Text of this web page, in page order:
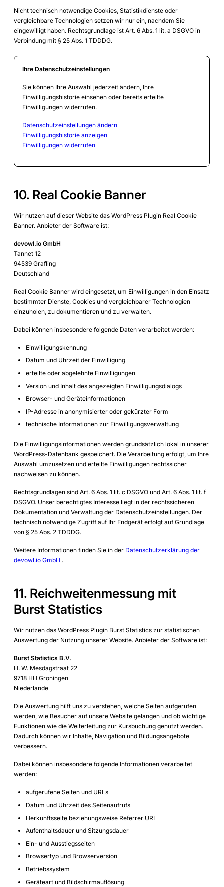
Nicht technisch notwendige Cookies, Statistikdienste oder
vergleichbare Technologien setzen wir nur ein, nachdem Sie
eingewilligt haben. Rechtsgrundlage ist Art. 6 Abs. 1 lit. a DSGVO in
Verbindung mit § 25 Abs. 1 TDDDG.
Ihre Datenschutzeinstellungen
Sie können Ihre Auswahl jederzeit ändern, Ihre
Einwilligungshistorie einsehen oder bereits erteilte
Einwilligungen widerrufen.
Datenschutzeinstellungen ändern
Einwilligungshistorie anzeigen
Einwilligungen widerrufen
10. Real Cookie Banner
Wir nutzen auf dieser Website das WordPress Plugin Real Cookie
Banner. Anbieter der Software ist:
devowl.io GmbH
Tannet 12
94539 Grafling
Deutschland
Real Cookie Banner wird eingesetzt, um Einwilligungen in den Einsatz
bestimmter Dienste, Cookies und vergleichbarer Technologien
einzuholen, zu dokumentieren und zu verwalten.
Dabei können insbesondere folgende Daten verarbeitet werden:
Einwilligungskennung
Datum und Uhrzeit der Einwilligung
erteilte oder abgelehnte Einwilligungen
Version und Inhalt des angezeigten Einwilligungsdialogs
Browser- und Geräteinformationen
IP-Adresse in anonymisierter oder gekürzter Form
technische Informationen zur Einwilligungsverwaltung
Die Einwilligungsinformationen werden grundsätzlich lokal in unserer
WordPress-Datenbank gespeichert. Die Verarbeitung erfolgt, um Ihre
Auswahl umzusetzen und erteilte Einwilligungen rechtssicher
nachweisen zu können.
Rechtsgrundlagen sind Art. 6 Abs. 1 lit. c DSGVO und Art. 6 Abs. 1 lit. f
DSGVO. Unser berechtigtes Interesse liegt in der rechtssicheren
Dokumentation und Verwaltung der Datenschutzeinstellungen. Der
technisch notwendige Zugriff auf Ihr Endgerät erfolgt auf Grundlage
von § 25 Abs. 2 TDDDG.
Weitere Informationen finden Sie in der Datenschutzerklärung der
devowl.io GmbH .
11. Reichweitenmessung mit
Burst Statistics
Wir nutzen das WordPress Plugin Burst Statistics zur statistischen
Auswertung der Nutzung unserer Website. Anbieter der Software ist:
Burst Statistics B.V.
H. W. Mesdagstraat 22
9718 HH Groningen
Niederlande
Die Auswertung hilft uns zu verstehen, welche Seiten aufgerufen
werden, wie Besucher auf unsere Website gelangen und ob wichtige
Funktionen wie die Weiterleitung zur Kursbuchung genutzt werden.
Dadurch können wir Inhalte, Navigation und Bildungsangebote
verbessern.
Dabei können insbesondere folgende Informationen verarbeitet
werden:
aufgerufene Seiten und URLs
Datum und Uhrzeit des Seitenaufrufs
Herkunftsseite beziehungsweise Referrer URL
Aufenthaltsdauer und Sitzungsdauer
Ein- und Ausstiegsseiten
Browsertyp und Browserversion
Betriebssystem
Geräteart und Bildschirmauflösung